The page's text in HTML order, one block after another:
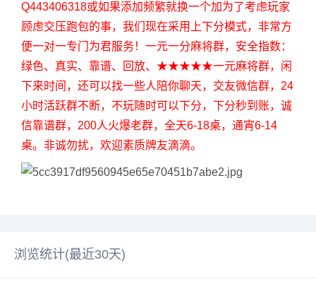
Q443406318或如果添加频繁就换一个加为了考虑玩家
顾虑交压跑包的事，我们现在采用上下分模式，非常方
便一对一专门为君服务！一元一分麻将群，安全指数：
绿色、真实、靠谱、回放、★★★★★一元麻将群，闲
下来时间，还可以找一些人陪你聊天，交友微信群，24
小时活跃群不断，不玩随时可以下分，下分秒到账，诚
信靠谱群，200人火爆老群，全天6-18桌，通宵6-14
桌。非诚勿扰，欢迎素质牌友滴滴。
浏览统计(最近30天)